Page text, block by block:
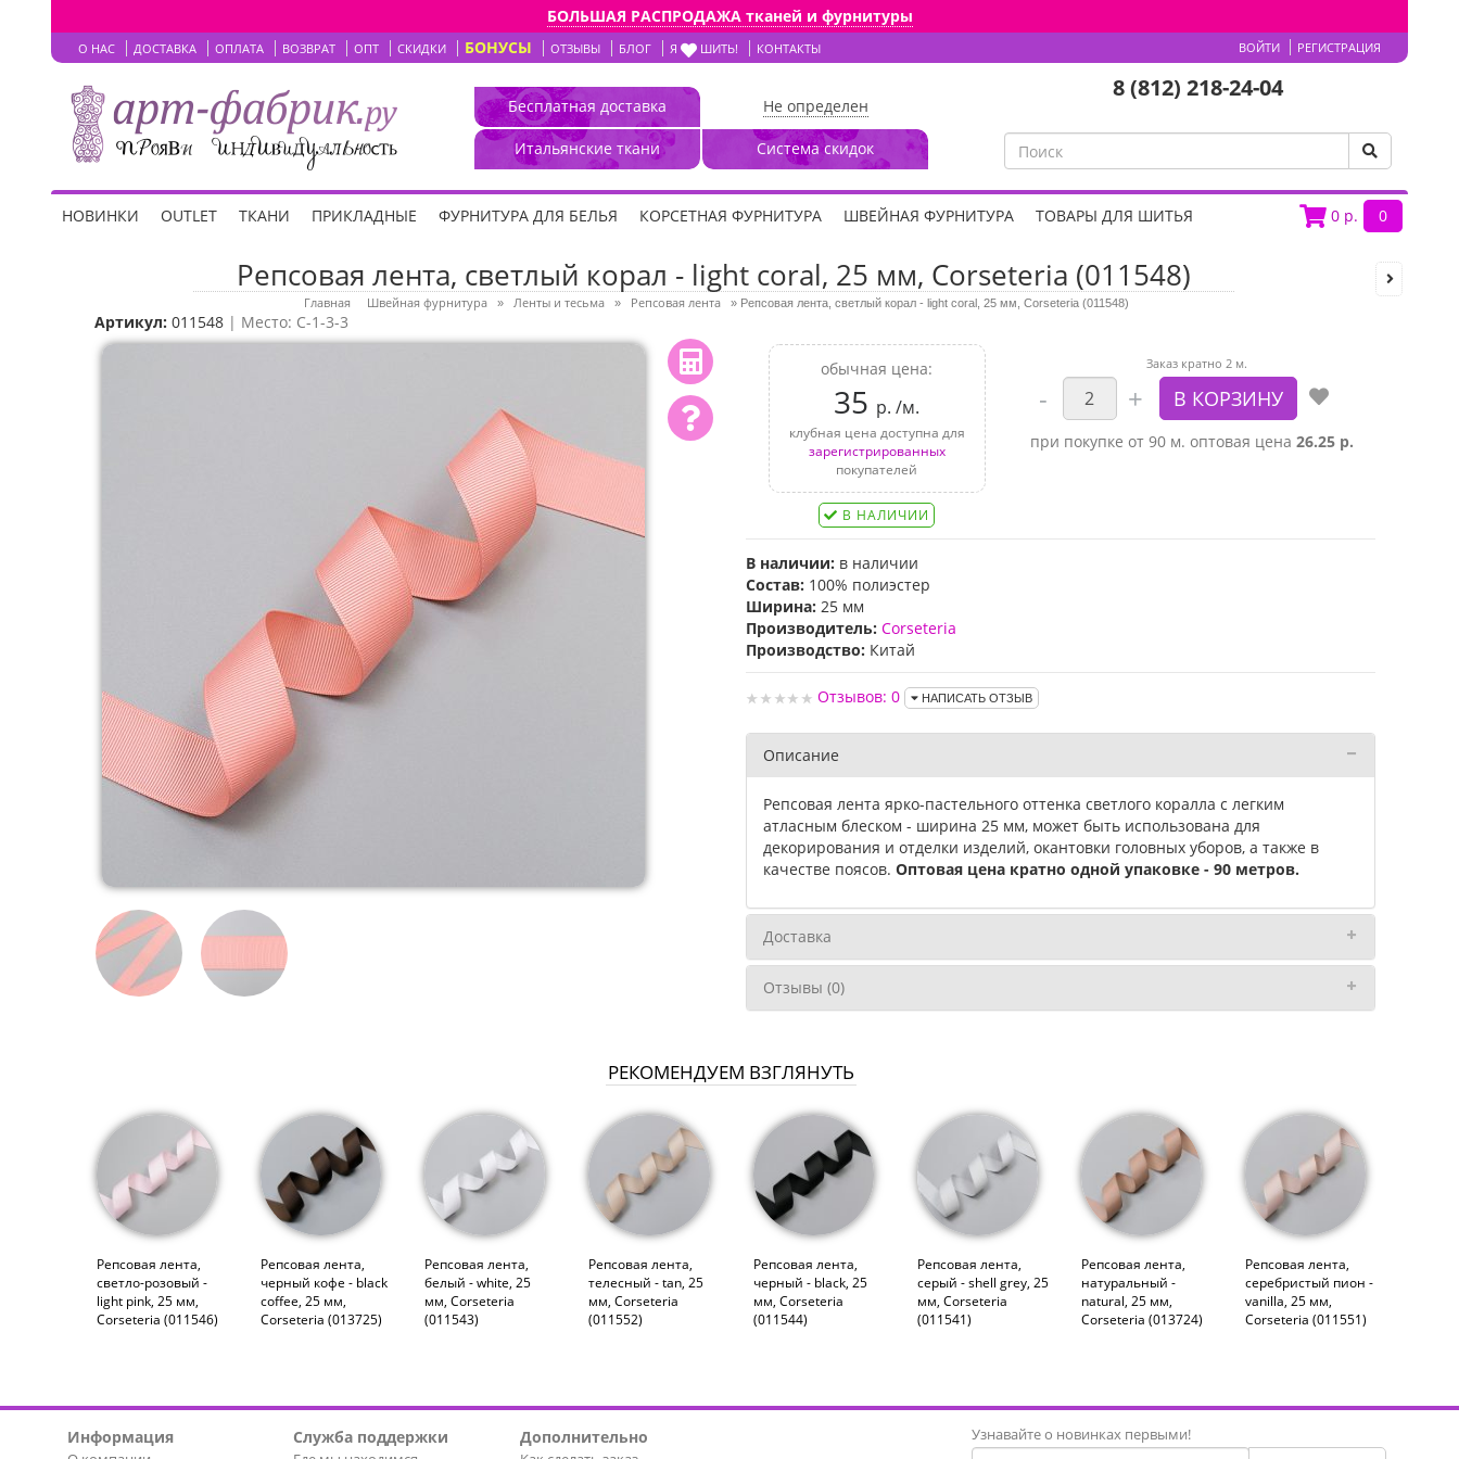
БОЛЬШАЯ РАСПРОДАЖА тканей и фурнитуры
О НАС ДОСТАВКА ОПЛАТА ВОЗВРАТ ОПТ СКИДКИ БОНУСЫ ОТЗЫВЫ БЛОГ Я ШИТЬ! КОНТАКТЫ ВОЙТИ РЕГИСТРАЦИЯ
Бесплатная доставка
Итальянские ткани
Не определен
Система скидок
8 (812) 218-24-04
0 р. 0
НОВИНКИ OUTLET ТКАНИ ПРИКЛАДНЫЕ ФУРНИТУРА ДЛЯ БЕЛЬЯ КОРСЕТНАЯ ФУРНИТУРА ШВЕЙНАЯ ФУРНИТУРА ТОВАРЫ ДЛЯ ШИТЬЯ
Репсовая лента, светлый корал - light coral, 25 мм, Corseteria (011548)
Главная Швейная фурнитура » Ленты и тесьма » Репсовая лента » Репсовая лента, светлый корал - light coral, 25 мм, Corseteria (011548)
Артикул: 011548 | Место: C-1-3-3
обычная цена:
35 р. /м.
клубная цена доступна для
зарегистрированных
покупателей
В НАЛИЧИИ
Заказ кратно 2 м.
при покупке от 90 м. оптовая цена 26.25 р.
В наличии: в наличии
Состав: 100% полиэстер
Ширина: 25 мм
Производитель: Corseteria
Производство: Китай
Отзывов: 0 НАПИСАТЬ ОТЗЫВ
Описание
Репсовая лента ярко-пастельного оттенка светлого коралла с легким
атласным блеском - ширина 25 мм, может быть использована для
декорирования и отделки изделий, окантовки головных уборов, а также в
качестве поясов. Оптовая цена кратно одной упаковке - 90 метров.
Доставка
Отзывы (0)
РЕКОМЕНДУЕМ ВЗГЛЯНУТЬ
Репсовая лента,
светло-розовый -
light pink, 25 мм,
Corseteria (011546)
Репсовая лента,
черный кофе - black
coffee, 25 мм,
Corseteria (013725)
Репсовая лента,
белый - white, 25
мм, Corseteria
(011543)
Репсовая лента,
телесный - tan, 25
мм, Corseteria
(011552)
Репсовая лента,
черный - black, 25
мм, Corseteria
(011544)
Репсовая лента,
серый - shell grey, 25
мм, Corseteria
(011541)
Репсовая лента,
натуральный -
natural, 25 мм,
Corseteria (013724)
Репсовая лента,
серебристый пион -
vanilla, 25 мм,
Corseteria (011551)
Информация Служба поддержки Дополнительно Узнавайте о новинках первыми!